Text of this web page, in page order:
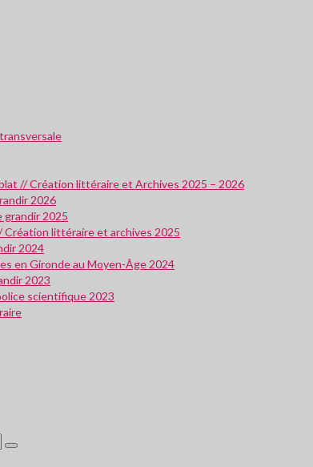
// Création littéraire et Archives 2025 – 2026
2026
grandir 2025
Création littéraire et archives 2025
2024
en Gironde au Moyen-Âge 2024
2023
scientifique 2023